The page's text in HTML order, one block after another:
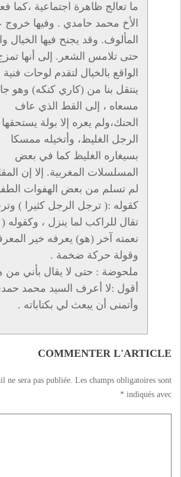
ما تعالج ظاهرة اجتماعية ،كما
الأخ محمد حامدي . وفيها
المألوف. وقد يجنح فيها الخيال
حتى تلامس الشعر. إلى أنها
الواقع بالخيال لتقدم لوحات
ينتقل بنا من (كاري كنكه) وهو
مسعاه ، إلى القط الذي عاف
الحنك،ولم يعره إلا بولة
الرجل الغليظ، وأتخيله ممسكا
بسيغاره الغليظ كما في بعض
المسلسلات المغربية. إلا إن
لم تسلم من بعض الهفوات
كقوله :( ترجل الرجل كثيرا )
تقال للراكب لما ينزل ، وكقوله
نعمته آخر (هو) يعرفه خير
وقولة حركة ضخمة .
ملحوضة : حتى لا يقال بأني من
أقول :لا أعرف السيد محمد
وأتمنى أن يبعث لي بكتاباته .
COMMENTER L'ARTICLE
ne sera pas publiée. Les champs obligatoires sont
indiqués avec
*